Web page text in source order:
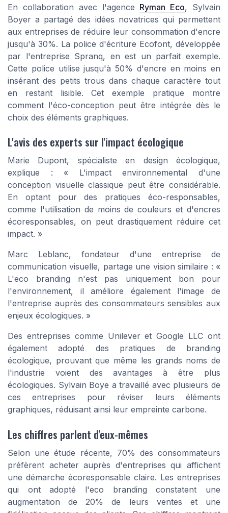
En collaboration avec l'agence Ryman Eco, Sylvain
Boyer a partagé des idées novatrices qui permettent
aux entreprises de réduire leur consommation d'encre
jusqu'à 30%. La police d'écriture Ecofont, développée
par l'entreprise Spranq, en est un parfait exemple.
Cette police utilise jusqu'à 50% d'encre en moins en
insérant des petits trous dans chaque caractère tout
en restant lisible. Cet exemple pratique montre
comment l'éco-conception peut être intégrée dès le
choix des éléments graphiques.
L'avis des experts sur l'impact écologique
Marie Dupont, spécialiste en design écologique,
explique : « L'impact environnemental d'une
conception visuelle classique peut être considérable.
En optant pour des pratiques éco-responsables,
comme l'utilisation de moins de couleurs et d'encres
écoresponsables, on peut drastiquement réduire cet
impact. »
Marc Leblanc, fondateur d'une entreprise de
communication visuelle, partage une vision similaire : «
L'eco branding n'est pas uniquement bon pour
l'environnement, il améliore également l'image de
l'entreprise auprès des consommateurs sensibles aux
enjeux écologiques. »
Des entreprises comme Unilever et Google LLC ont
également adopté des pratiques de branding
écologique, prouvant que même les grands noms de
l'industrie voient des avantages à être plus
écologiques. Sylvain Boye a travaillé avec plusieurs de
ces entreprises pour réviser leurs éléments
graphiques, réduisant ainsi leur empreinte carbone.
Les chiffres parlent d'eux-mêmes
Selon une étude récente, 70% des consommateurs
préfèrent acheter auprès d'entreprises qui affichent
une démarche écoresponsable claire. Les entreprises
qui ont adopté l'eco branding constatent une
augmentation de 20% de leurs ventes et une